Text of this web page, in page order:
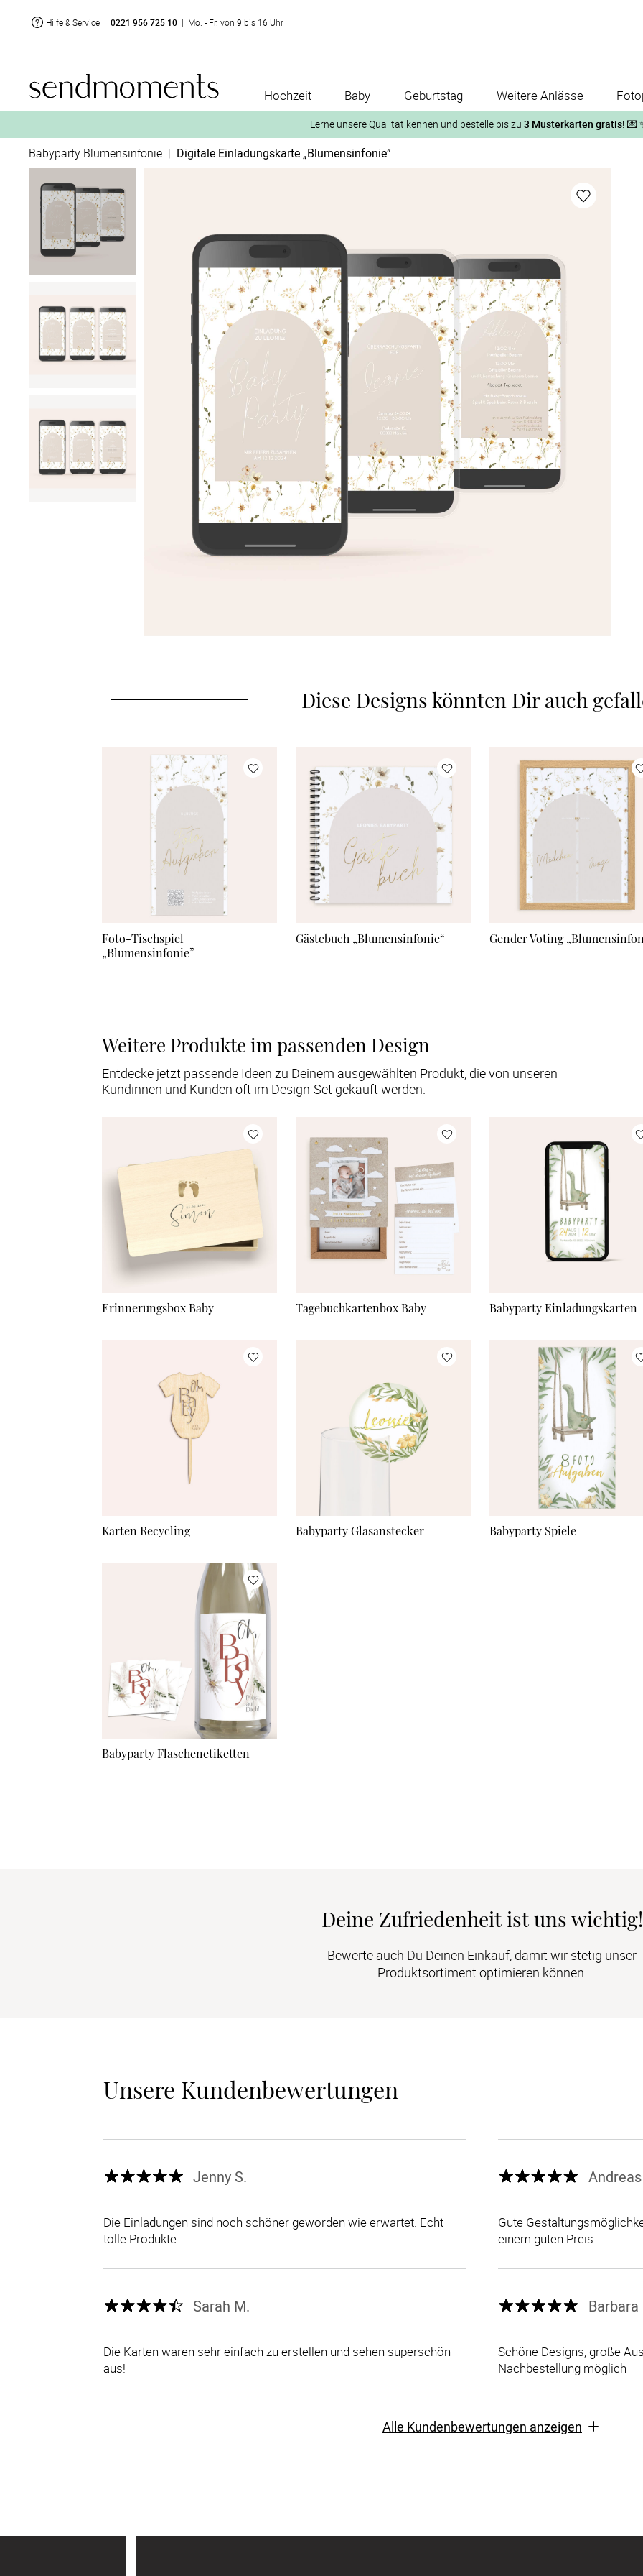
Hilfe & Service | 0221 956 725 10 | Mo. - Fr. von 9 bis 16 Uhr
Hochzeit Baby Geburtstag Weitere Anlässe
Lerne unsere Qualität kennen und bestelle bis zu 3 Musterkarten gratis! 💌
auf der jeweiligen Produktseite und lasse Dir die Karten
Babyparty Blumensinfonie | Digitale Einladungskarte „Blumensinfonie”
Diese Designs könnten Dir auch
Foto-Tischspiel
„Blumensinfonie”
Gästebuch „Blumensinfonie“ Gender Voting
Weitere Produkte im passenden Design
Entdecke jetzt passende Ideen zu Deinem ausgewählten Produkt, die von unseren
Kundinnen und Kunden oft im Design-Set gekauft werden.
Erinnerungsbox Baby Tagebuchkartenbox Baby Babyparty Einladungskarten
Karten Recycling Babyparty Glasanstecker Babyparty Spiele
Babyparty Flaschenetiketten
Deine Zufriedenheit ist uns wichtig!
Bewerte auch Du Deinen Einkauf, damit wir stetig unser
Produktsortiment optimieren können.
Unsere Kundenbewertungen
Jenny S.
Die Einladungen sind noch schöner geworden wie erwartet. Echt
tolle Produkte
Gute
einem guten Preis.
Sarah M.
Die Karten waren sehr einfach zu erstellen und sehen superschön
aus!
Barbara
Schöne Designs, große
Nachbestellung möglich
Alle Kundenbewertungen anzeigen